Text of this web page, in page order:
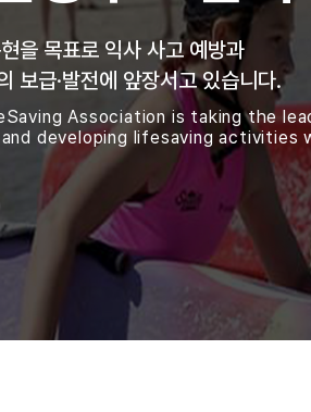
을 목표로 익사 사고 예방과
보급·발전에 앞장서고 있습니다.
Association is taking the
and developing lifesaving